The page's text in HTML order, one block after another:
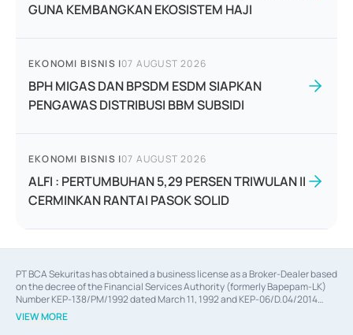
GUNA KEMBANGKAN EKOSISTEM HAJI
EKONOMI BISNIS |07 AUGUST 2026
BPH MIGAS DAN BPSDM ESDM SIAPKAN
PENGAWAS DISTRIBUSI BBM SUBSIDI
EKONOMI BISNIS |07 AUGUST 2026
ALFI : PERTUMBUHAN 5,29 PERSEN TRIWULAN II
CERMINKAN RANTAI PASOK SOLID
PT BCA Sekuritas has obtained a business license as a Broker-Dealer based
on the decree of the Financial Services Authority (formerly Bapepam-LK)
Number KEP-138/PM/1992 dated March 11, 1992 and KEP-06/D.04/2014
dated February 28, 2014, a business license as an Underwriter based on the
decree of the Financial Services Authority Number KEP-12/PM/PEE/1997
VIEW MORE